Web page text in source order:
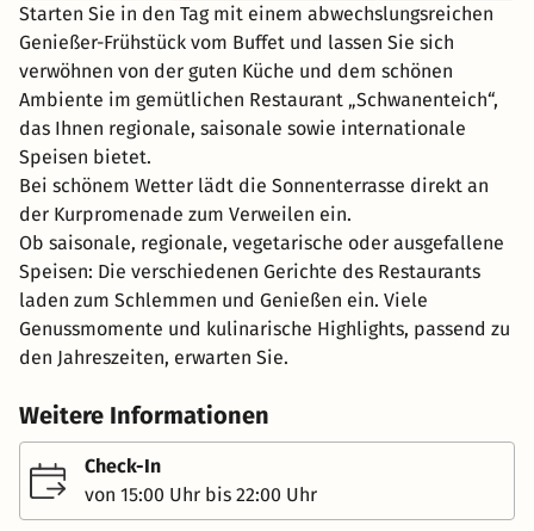
Starten Sie in den Tag mit einem abwechslungsreichen
Genießer-Frühstück vom Buffet und lassen Sie sich
verwöhnen von der guten Küche und dem schönen
Ambiente im gemütlichen Restaurant „Schwanenteich“,
das Ihnen regionale, saisonale sowie internationale
Speisen bietet.
Bei schönem Wetter lädt die Sonnenterrasse direkt an
der Kurpromenade zum Verweilen ein.
Ob saisonale, regionale, vegetarische oder ausgefallene
Speisen: Die verschiedenen Gerichte des Restaurants
laden zum Schlemmen und Genießen ein. Viele
Genussmomente und kulinarische Highlights, passend zu
den Jahreszeiten, erwarten Sie.
Weitere Informationen
Check-In
von 15:00 Uhr bis 22:00 Uhr